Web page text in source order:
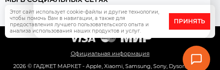
Официальная информация
2026 © ГАДЖЕТ МАРКЕТ - Apple, Xiaomi, Samsung, Sony, Dyson, Pixel и
Этот сайт использует cookie-файлы и другие технологии,
чтобы помочь Вам в навигации, а также для
предоставления лучшего пользовательского опыта и
анализа использования наших продуктов и услуг.
ПРИНЯТЬ